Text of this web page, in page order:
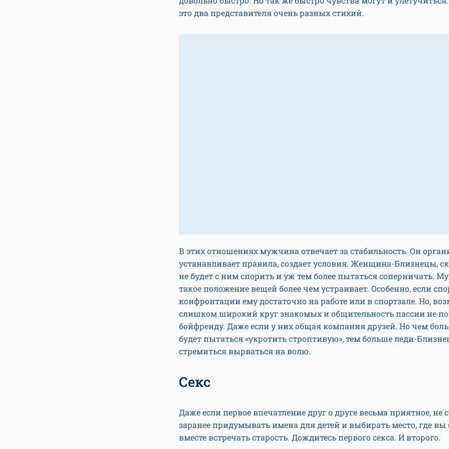
это два представителя очень разных стихий.
В этих отношениях мужчина отвечает за стабильность. Он
устанавливает правила, создает условия. Женщина-Близнецы,
не будет с ним спорить и уж тем более пытаться соперничать.
такое положение вещей более чем устраивает. Особенно, если
конфронтации ему достаточно на работе или в спортзале. Но,
слишком широкий круг знакомых и общительность пассии не
бойфренду. Даже если у них общая компания друзей. Но чем
будет пытаться «укротить строптивую», тем больше леди-
стремиться вырваться на волю.
Секс
Даже если первое впечатление друг о друге весьма приятное, не
заранее придумывать имена для детей и выбирать место, где вы
вместе встречать старость. Дождитесь первого секса. И второго.